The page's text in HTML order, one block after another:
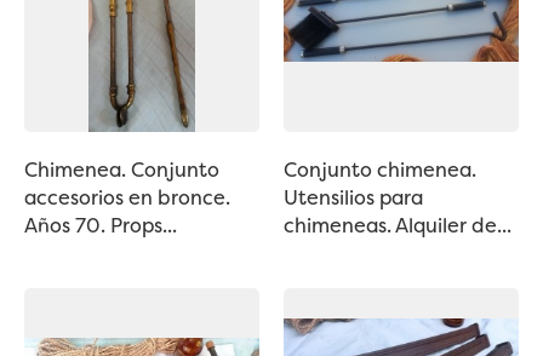
Chimenea. Conjunto
accesorios en bronce.
Años 70. Props...
Conjunto chimenea.
Utensilios para
chimeneas. Alquiler de...